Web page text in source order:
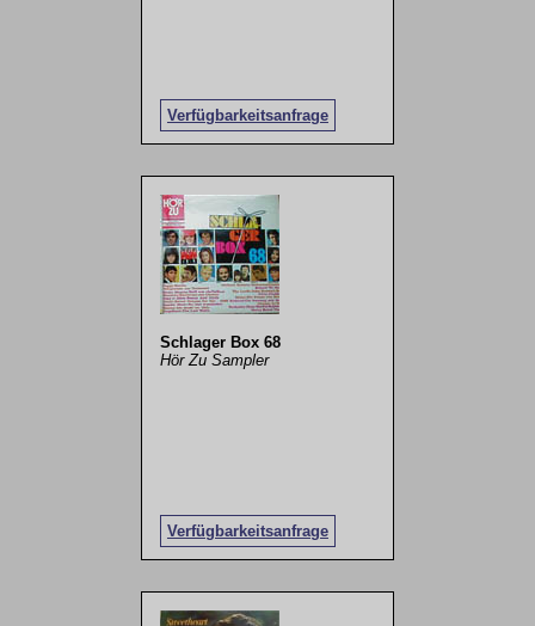
Verfügbarkeitsanfrage
Schlager Box 68
Hör Zu Sampler
Verfügbarkeitsanfrage